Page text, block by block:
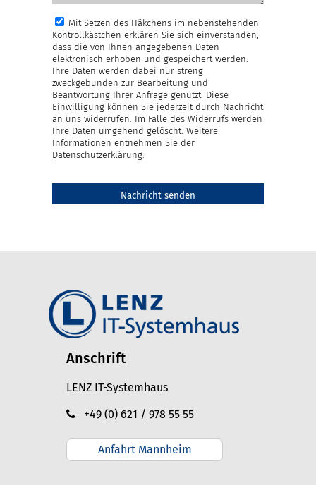
Mit Setzen des Häkchens im nebenstehenden
Kontrollkästchen erklären Sie sich einverstanden,
dass die von Ihnen angegebenen Daten
elektronisch erhoben und gespeichert werden.
Ihre Daten werden dabei nur streng
zweckgebunden zur Bearbeitung und
Beantwortung Ihrer Anfrage genutzt. Diese
Einwilligung können Sie jederzeit durch Nachricht
an uns widerrufen. Im Falle des Widerrufs werden
Ihre Daten umgehend gelöscht. Weitere
Informationen entnehmen Sie der
Datenschutzerklärung
Anschrift
LENZ IT-Systemhaus
+49 (0) 621 / 978 55 55
Anfahrt Mannheim